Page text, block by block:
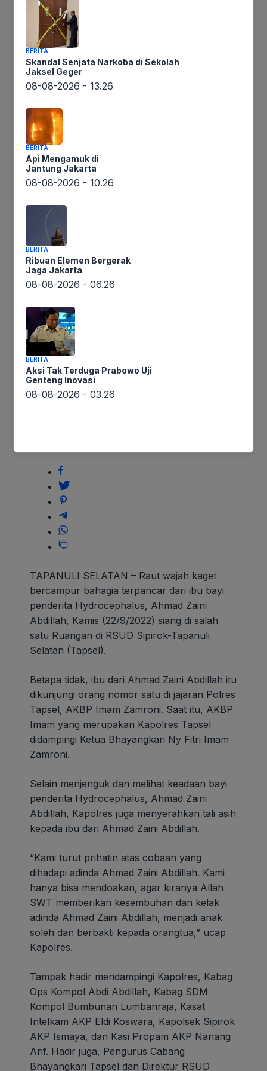
Beranda
/
Daerah
Wujud
Kapolres
Tapsel
Tali
Asih
ke
Penderita
Hydrocephalus
Ikuti Kami
Wujud Empati, Kapolres
Bayi Penderita
Hydrocephalus
TAPANULI SELATAN – Raut wajah kaget
bercampur bahagia terpancar dari ibu bayi
penderita Hydrocephalus, Ahmad Zaini
Abdillah, Kamis (22/9/2022) siang di salah
satu Ruangan di RSUD Sipirok-Tapanuli
Selatan (Tapsel).
Betapa tidak, ibu dari Ahmad Zaini Abdillah itu
dikunjungi orang nomor satu di jajaran Polres
Tapsel, AKBP Imam Zamroni. Saat itu, AKBP
Imam yang merupakan Kapolres Tapsel
didampingi Ketua Bhayangkari Ny Fitri Imam
Zamroni.
Selain menjenguk dan melihat keadaan bayi
penderita Hydrocephalus, Ahmad Zaini
Abdillah, Kapolres juga menyerahkan tali asih
kepada ibu dari Ahmad Zaini Abdillah.
“Kami turut prihatin atas cobaan yang
dihadapi adinda Ahmad Zaini Abdillah. Kami
hanya bisa mendoakan, agar kiranya Allah
SWT memberikan kesembuhan dan kelak
adinda Ahmad Zaini Abdillah, menjadi anak
soleh dan berbakti kepada orangtua,” ucap
Kapolres.
Tampak hadir mendampingi Kapolres, Kabag
Ops Kompol Abdi Abdillah, Kabag SDM
Kompol Bumbunan Lumbanraja, Kasat
Intelkam AKP Eldi Koswara, Kapolsek Sipirok
AKP Ismaya, dan Kasi Propam AKP Nanang
Arif. Hadir juga, Pengurus Cabang
Bhayangkari Tapsel dan Direktur RSUD
BERITA
Skandal Senjata Narkoba di Sekolah
Jaksel Geger
08-08-2026 - 13.26
BERITA
Api Mengamuk di
Jantung Jakarta
08-08-2026 - 10.26
BERITA
Ribuan Elemen Bergerak
Jaga Jakarta
08-08-2026 - 06.26
BERITA
Aksi Tak Terduga Prabowo Uji
Genteng Inovasi
08-08-2026 - 03.26